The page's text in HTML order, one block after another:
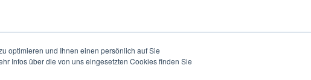
optimieren und Ihnen einen persönlich auf Sie
Infos über die von uns eingesetzten Cookies finden Sie